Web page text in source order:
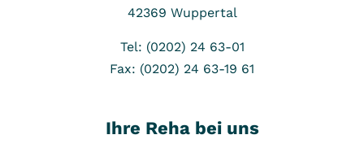
42369 Wuppertal
Tel: (0202) 24 63-01
Fax: (0202) 24 63-19 61
Ihre Reha bei uns